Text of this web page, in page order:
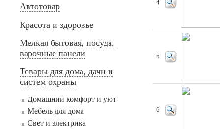
Автотовар
Красота и здоровье
Мелкая бытовая, посуда,
варочные панели
Товары для дома, дачи и
систем охраны
Домашний комфорт и уют
Мебель для дома
Свет и электрика
4
5
6